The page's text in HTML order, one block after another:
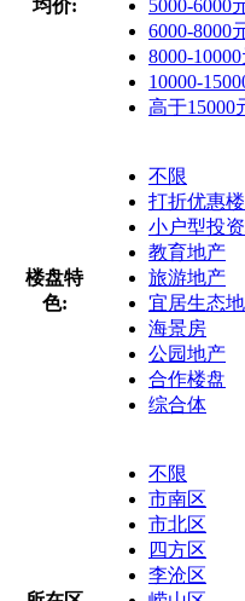
均价:
5000-6000
6000-8000
8000-
10000-
高于15000
楼盘特
色:
不限
打折优惠
小户型投
教育地产
旅游地产
宜居生态
海景房
公园地产
合作楼盘
综合体
不限
市南区
市北区
四方区
李沧区